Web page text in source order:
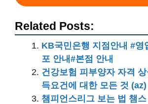
Related Posts:
KB국민은행 지점안내 #영
포 안내#본점 안내
건강보험 피부양자 자격
득요건에 대한 모든 것 (az)
챔피언스리그 보는 법 챔스